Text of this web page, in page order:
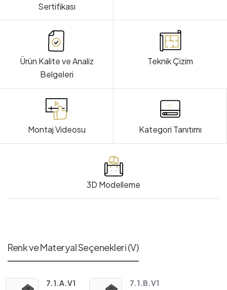
Sertifikası
Ürün Kalite ve Analiz
Belgeleri
Teknik Çizim
Montaj Videosu Kategori Tanıtımı
3D Modelleme
Renk ve Materyal Seçenekleri (V)
7.1.A.V1
7.1.B.V1